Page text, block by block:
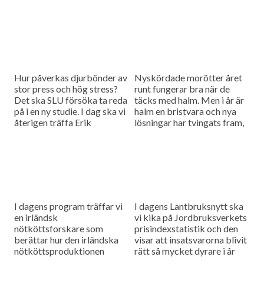
Hur påverkas djurbönder av
stor press och hög stress?
Det ska SLU försöka ta reda
på i en ny studie. I dag ska vi
återigen träffa Erik
Nyskördade morötter året
runt fungerar bra när de
täcks med halm. Men i år är
halm en bristvara och nya
lösningar har tvingats fram,
I dagens program träffar vi
en irländsk
nötköttsforskare som
berättar hur den irländska
nötköttsproduktionen
I dagens Lantbruksnytt ska
vi kika på Jordbruksverkets
prisindexstatistik och den
visar att insatsvarorna blivit
rätt så mycket dyrare i år